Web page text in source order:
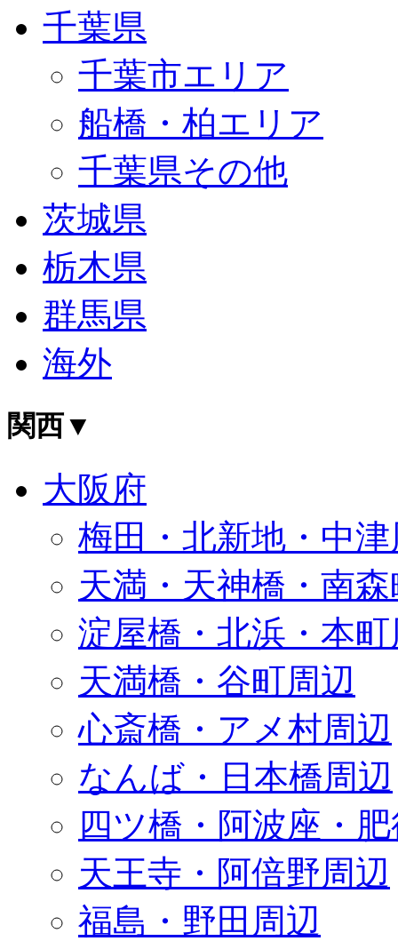
千葉県
千葉市エリア
船橋・柏エリア
千葉県その他
茨城県
栃木県
群馬県
海外
関西▼
大阪府
梅田・北新地・中
天満・天神橋・南
淀屋橋・北浜・本
天満橋・谷町周辺
心斎橋・アメ村周辺
なんば・日本橋周辺
四ツ橋・阿波座・
天王寺・阿倍野周辺
福島・野田周辺